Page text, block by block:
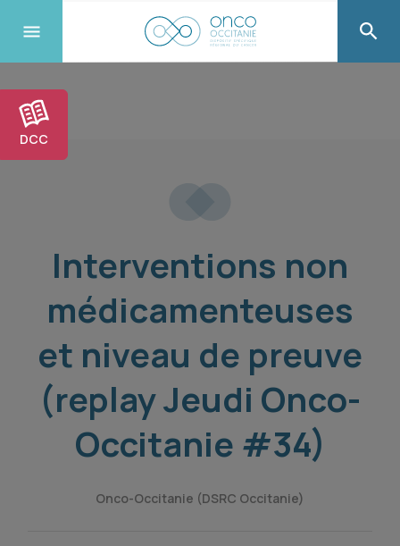
DCC
Interventions non
médicamenteuses
et niveau de preuve
(replay Jeudi Onco-
Occitanie #34)
Onco-Occitanie (DSRC Occitanie)